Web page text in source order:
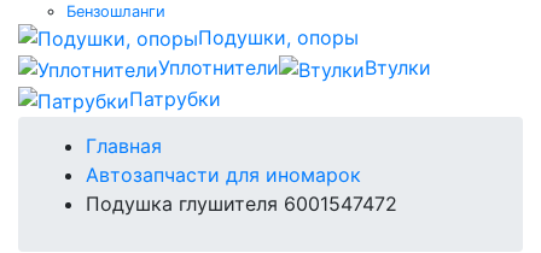
Бензошланги
Подушки, опоры
Уплотнители
Втулки
Патрубки
Главная
Автозапчасти для иномарок
Подушка глушителя 6001547472